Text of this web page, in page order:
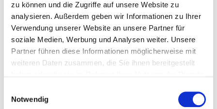
zu können und die Zugriffe auf unsere Website zu
analysieren. Außerdem geben wir Informationen zu Ihrer
Verwendung unserer Website an unsere Partner für
soziale Medien, Werbung und Analysen weiter. Unsere
Partner führen diese Informationen möglicherweise mit
weiteren Daten zusammen, die Sie ihnen bereitgestellt
Notwendig
Allgegenwärtigkeit – Angst –